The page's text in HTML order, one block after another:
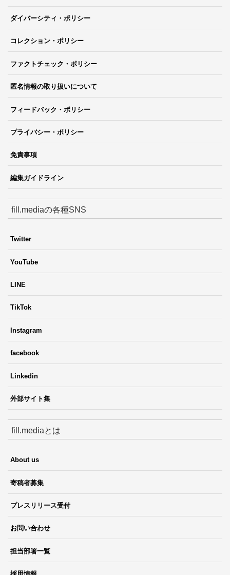
ダイバーシティ・ポリシー
コレクション・ポリシー
ファクトチェック・ポリシー
匿名情報の取り扱いについて
フィードバック・ポリシー
プライバシー・ポリシー
免責事項
編集ガイドライン
fill.mediaの各種SNS
Twitter
YouTube
LINE
TikTok
Instagram
facebook
Linkedin
外部サイト集
fill.mediaとは
About us
寄稿者募集
プレスリリース受付
お問い合わせ
担当部署一覧